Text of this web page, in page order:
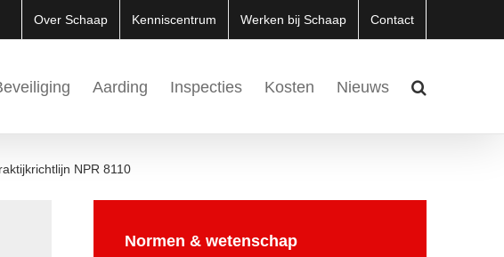
Over Schaap Kenniscentrum Werken bij Schaap Contact
Aarding Inspecties Kosten Nieuws
NPR 8110
Normen & wetenschap